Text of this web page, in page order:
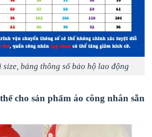
size, bảng thông số bảo hộ lao động
cho sản phẩm áo công nhân sẵn